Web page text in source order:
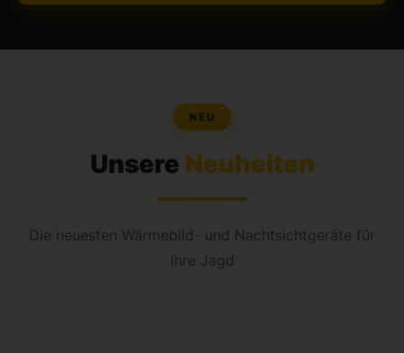
NEU
Unsere Neuheiten
Die neuesten Wärmebild- und Nachtsichtgeräte für
Ihre Jagd